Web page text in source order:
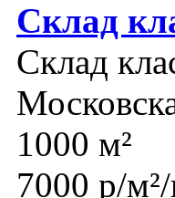
Склад
Склад
1000 м²
7000 р/м²/